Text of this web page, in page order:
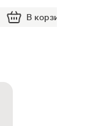
В корзину